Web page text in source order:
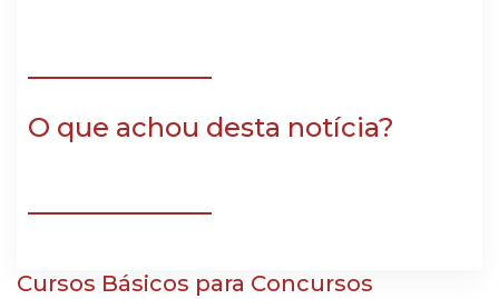
O que achou desta notícia?
Cursos Básicos para Concursos